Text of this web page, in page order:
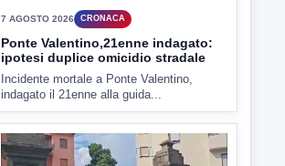
criticità igienico-sanitaria nel...